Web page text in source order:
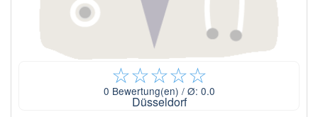
☆☆☆☆☆
0 Bewertung(en) / Ø: 0.0
Düsseldorf